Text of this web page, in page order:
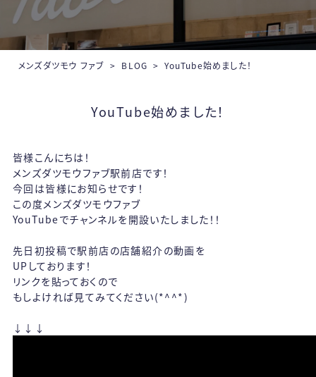
メンズダツモウ ファブ > BLOG > YouTube始めました！
YouTube始めました！
皆様こんにちは！
メンズダツモウファブ駅前店です！
今回は皆様にお知らせです！
この度メンズダツモウファブ
YouTubeでチャンネルを開設いたしました！！
先日初投稿で駅前店の店舗紹介の動画を
UPしております！
リンクを貼っておくので
もしよければ見てみてください(*^^*)
↓↓↓